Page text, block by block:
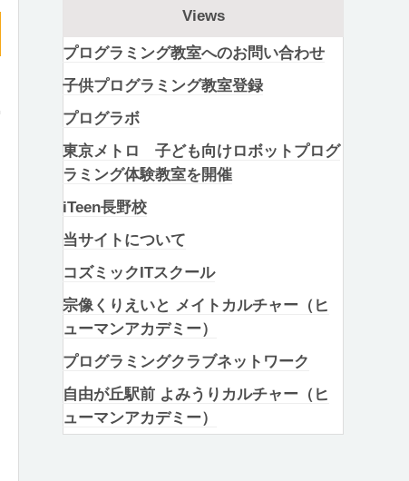
Views
プログラミング教室へのお問い合わせ
子供プログラミング教室登録
プログラボ
東京メトロ 子ども向けロボットプログ
ラミング体験教室を開催
iTeen長野校
当サイトについて
コズミックITスクール
宗像くりえいと メイトカルチャー（ヒ
ューマンアカデミー）
プログラミングクラブネットワーク
自由が丘駅前 よみうりカルチャー（ヒ
ューマンアカデミー）